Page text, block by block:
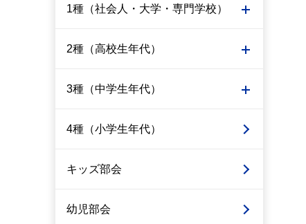
1種（社会人・大学・専門学校）
2種（高校生年代）
3種（中学生年代）
4種（小学生年代）
キッズ部会
幼児部会